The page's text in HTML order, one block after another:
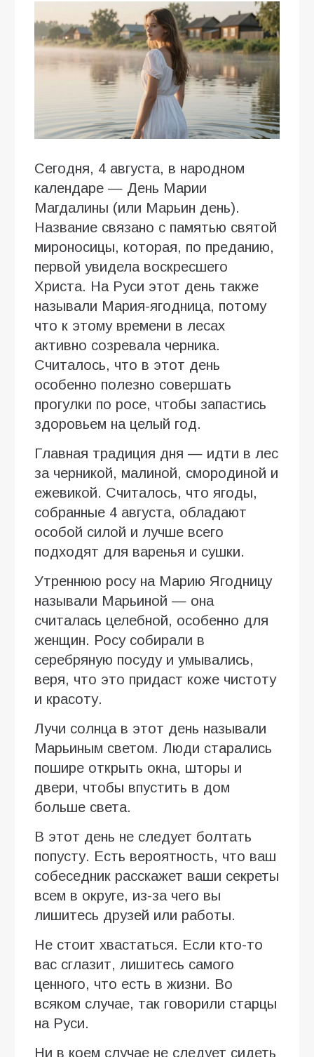
Сегодня, 4 августа, в народном
календаре — День Марии
Магдалины (или Марьин день).
Название связано с памятью святой
мироносицы, которая, по преданию,
первой увидела воскресшего
Христа. На Руси этот день также
называли Мария-ягодница, потому
что к этому времени в лесах
активно созревала черника.
Считалось, что в этот день
особенно полезно совершать
прогулки по росе, чтобы запастись
здоровьем на целый год.
Главная традиция дня — идти в лес
за черникой, малиной, смородиной и
ежевикой. Считалось, что ягоды,
собранные 4 августа, обладают
особой силой и лучше всего
подходят для варенья и сушки.
Утреннюю росу на Марию Ягодницу
называли Марьиной — она
считалась целебной, особенно для
женщин. Росу собирали в
серебряную посуду и умывались,
веря, что это придаст коже чистоту
и красоту.
Лучи солнца в этот день называли
Марьиным светом. Люди старались
пошире открыть окна, шторы и
двери, чтобы впустить в дом
больше света.
В этот день не следует болтать
попусту. Есть вероятность, что ваш
собеседник расскажет ваши секреты
всем в округе, из-за чего вы
лишитесь друзей или работы.
Не стоит хвастаться. Если кто-то
вас сглазит, лишитесь самого
ценного, что есть в жизни. Во
всяком случае, так говорили старцы
на Руси.
Ни в коем случае не следует сидеть